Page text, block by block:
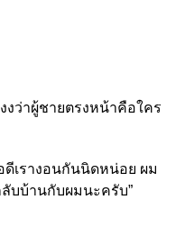
ว่าผู้ชายตรงหน้าคือใคร
เรางอนกันนิดหน่อย ผม
บบ้านกับผมนะครับ”